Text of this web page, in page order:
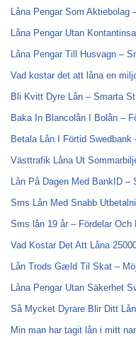
Låna Pengar Som Aktiebolag
Låna Pengar Utan
Låna Pengar Till Husvagn –
Vad kostar det att låna en
Bli Kvitt Dyre Lån – Smarta
Baka In Blancolån I Bolån –
Betala Lån I Förtid
Västtrafik Låna Ut
Lån På Dagen Med BankID
Sms Lån Med Snabb
Sms lån 19 år – Fördelar Och
Vad Kostar Det Att Låna
Lån Trods Gæld Til Skat –
Låna Pengar Utan Säkerhet
Så Mycket Dyrare Blir Ditt
Min man har tagit lån i mitt